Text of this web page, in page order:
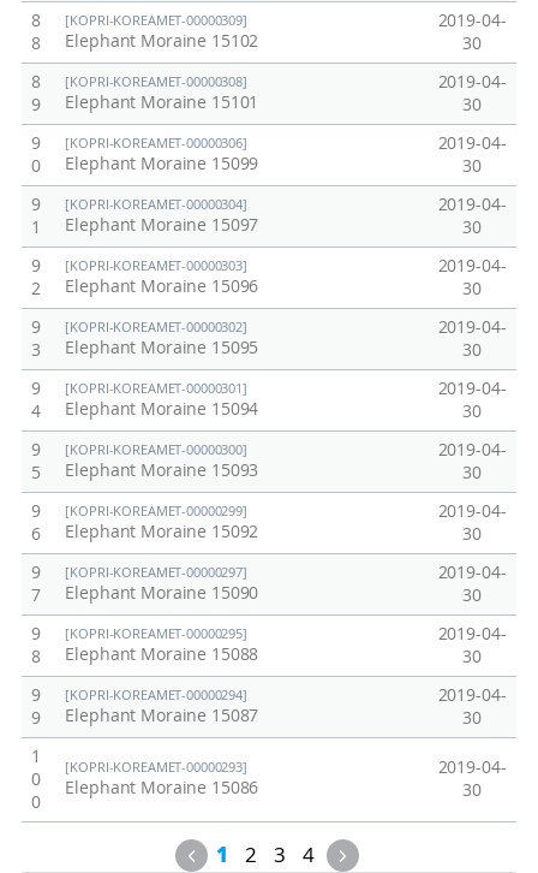
8
8
[KOPRI-KOREAMET-00000309]
Elephant Moraine 15102
2019-04-
30
8
9
[KOPRI-KOREAMET-00000308]
Elephant Moraine 15101
2019-04-
30
9
0
[KOPRI-KOREAMET-00000306]
Elephant Moraine 15099
2019-04-
30
9
1
[KOPRI-KOREAMET-00000304]
Elephant Moraine 15097
2019-04-
30
9
2
[KOPRI-KOREAMET-00000303]
Elephant Moraine 15096
2019-04-
30
9
3
[KOPRI-KOREAMET-00000302]
Elephant Moraine 15095
2019-04-
30
9
4
[KOPRI-KOREAMET-00000301]
Elephant Moraine 15094
2019-04-
30
9
5
[KOPRI-KOREAMET-00000300]
Elephant Moraine 15093
2019-04-
30
9
6
[KOPRI-KOREAMET-00000299]
Elephant Moraine 15092
2019-04-
30
9
7
[KOPRI-KOREAMET-00000297]
Elephant Moraine 15090
2019-04-
30
9
8
[KOPRI-KOREAMET-00000295]
Elephant Moraine 15088
2019-04-
30
9
9
[KOPRI-KOREAMET-00000294]
Elephant Moraine 15087
2019-04-
30
1
0
0
[KOPRI-KOREAMET-00000293]
Elephant Moraine 15086
2019-04-
30
Previous
1 2 3 4 Next